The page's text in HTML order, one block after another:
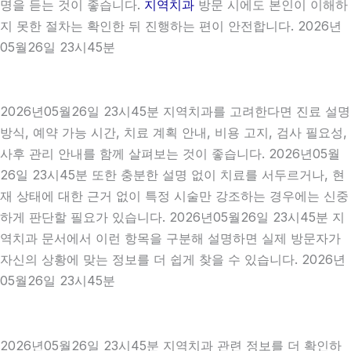
명을 듣는 것이 좋습니다. 지역치과 방문 시에도 본인이 이해하
지 못한 절차는 확인한 뒤 진행하는 편이 안전합니다. 2026년
05월26일 23시45분
2026년05월26일 23시45분 지역치과를 고려한다면 진료 설명
방식, 예약 가능 시간, 치료 계획 안내, 비용 고지, 검사 필요성,
사후 관리 안내를 함께 살펴보는 것이 좋습니다. 2026년05월
26일 23시45분 또한 충분한 설명 없이 치료를 서두르거나, 현
재 상태에 대한 근거 없이 특정 시술만 강조하는 경우에는 신중
하게 판단할 필요가 있습니다. 2026년05월26일 23시45분 지
역치과 문서에서 이런 항목을 구분해 설명하면 실제 방문자가
자신의 상황에 맞는 정보를 더 쉽게 찾을 수 있습니다. 2026년
05월26일 23시45분
2026년05월26일 23시45분 지역치과 관련 정보를 더 확인하